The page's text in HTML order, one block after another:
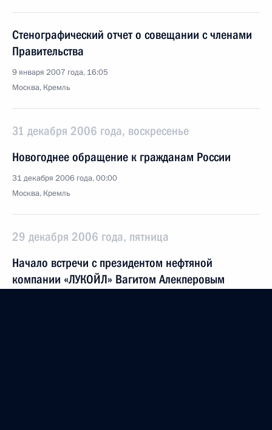
Стенографический отчет о совещании с членами
Правительства
9 января 2007 года, 16:05
Москва, Кремль
31 декабря 2006 года, воскресенье
Новогоднее обращение к гражданам России
31 декабря 2006 года, 00:00
Москва, Кремль
29 декабря 2006 года, пятница
Начало встречи с президентом нефтяной
компании «ЛУКОЙЛ» Вагитом Алекперовым